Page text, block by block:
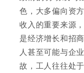
色，大多偏向资
收入的重要来源
是经济增长和招
人甚至可能与企
故，工人往往处